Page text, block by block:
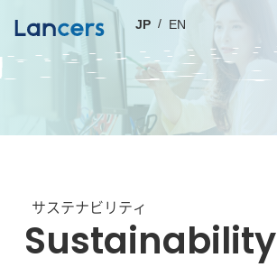
JP EN
サステナビリティ
Sustainability